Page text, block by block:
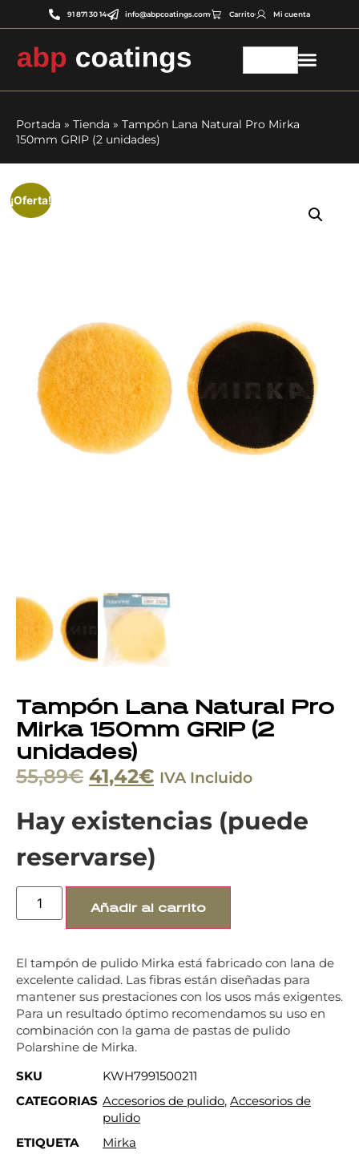
91 871 30 14 info@abpcoatings.com Carrito Mi cuenta
Portada » Tienda » Tampón Lana Natural Pro Mirka
150mm GRIP (2 unidades)
¡Oferta!
Tampón Lana Natural Pro
Mirka 150mm GRIP (2
unidades)
55,89€ 41,42€ IVA Incluido
Hay existencias (puede
reservarse)
Añadir al carrito
El tampón de pulido Mirka está fabricado con lana de
excelente calidad. Las fibras están diseñadas para
mantener sus prestaciones con los usos más exigentes.
Para un resultado óptimo recomendamos su uso en
combinación con la gama de pastas de pulido
Polarshine de Mirka.
SKU
KWH7991500211
CATEGORIAS Accesorios de pulido, Accesorios de
pulido
ETIQUETA
Mirka